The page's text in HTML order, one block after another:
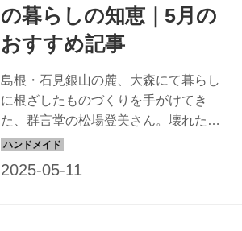
の暮らしの知恵｜5月の
おすすめ記事
島根・石見銀山の麓、大森にて暮らし
に根ざしたものづくりを手がけてき
た、群言堂の松場登美さん。壊れたも
の、捨てられたものをどう生かして暮